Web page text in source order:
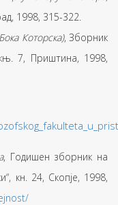
1998, 315-322.
Которска), Зборник
7, Приштина, 1998,
, Годишен зборник на
кн. 24, Скопје, 1998,